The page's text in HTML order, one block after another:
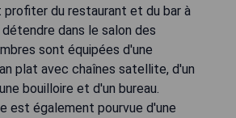
du restaurant et du bar à
dans le salon des
sont équipées d'une
plat avec chaînes satellite, d'un
bouilloire et d'un bureau.
est également pourvue d'une